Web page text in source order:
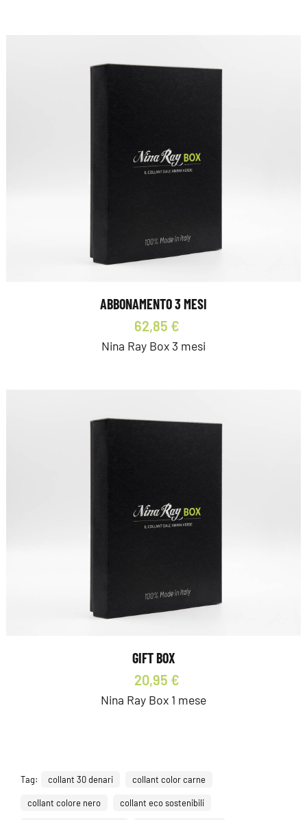
ABBONAMENTO 3 MESI
62,85 €
Nina Ray Box 3 mesi
GIFT BOX
20,95 €
Nina Ray Box 1 mese
Tag: collant 30 denari collant color carne
collant colore nero collant eco sostenibili